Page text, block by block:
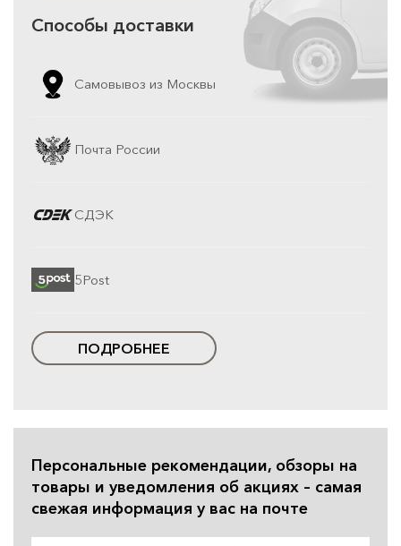
Способы доставки
Самовывоз из Москвы
Почта России
СДЭК
5Post
ПОДРОБНЕЕ
Персональные рекомендации, обзоры на
товары и уведомления об акциях – самая
свежая информация у вас на почте